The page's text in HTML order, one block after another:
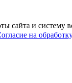
сайта и систему
на